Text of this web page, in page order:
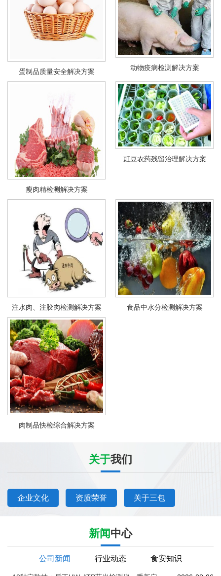
蛋制品质量安全解决方案 动物疫病检测解决方案
瘦肉精检测解决方案
豇豆农药残留治理解决方案
注水肉、注胶肉检测解决方案 食品中水分检测解决方案
肉制品快检综合解决方案
关于我们
企业文化 资质荣誉 关于三包
新闻中心
公司新闻 行业动态 食安知识